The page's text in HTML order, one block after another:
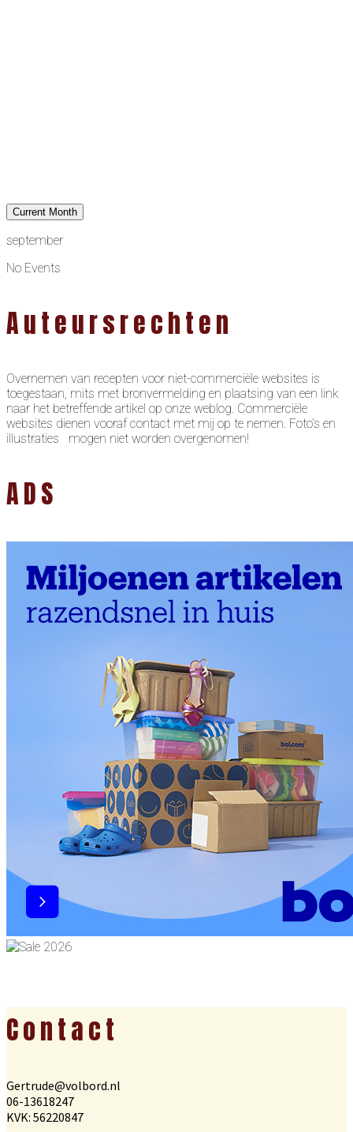
Current Month
september
No Events
Auteursrechten
Overnemen van recepten voor niet-commerciële websites is
toegestaan, mits met bronvermelding en plaatsing van een link
naar het betreffende artikel op onze weblog. Commerciële
websites dienen vooraf contact met mij op te nemen. Foto’s en
illustraties mogen niet worden overgenomen!
ADS
Footer
Contact
Gertrude@volbord.nl
06-13618247
KVK: 56220847